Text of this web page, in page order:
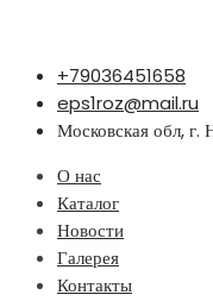
Перейти
содержимому
+79036451658
eps1roz@mail.ru
Московская обл,
О нас
Каталог
Новости
Галерея
Контакты